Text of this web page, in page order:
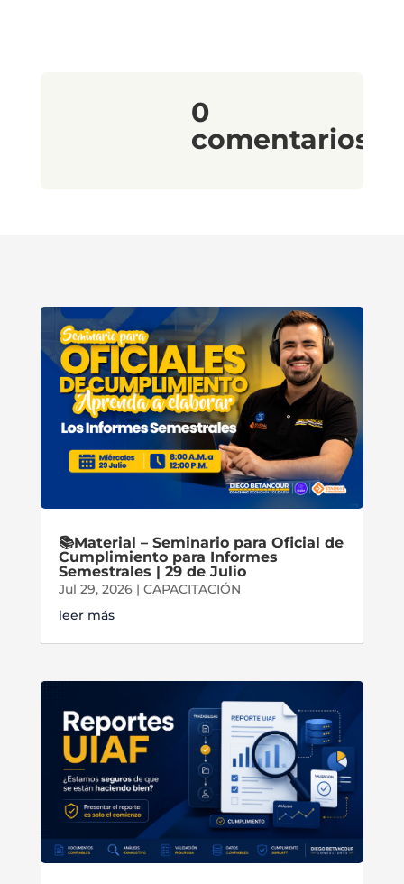
0
comentarios
📚Material – Seminario para Oficial de
Cumplimiento para Informes
Semestrales | 29 de Julio
Jul 29, 2026| CAPACITACIÓN
leer más